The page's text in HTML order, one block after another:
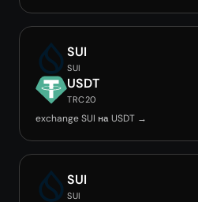
SUI
SUI
USDT
TRC20
exchange SUI на USDT →
SUI
SUI